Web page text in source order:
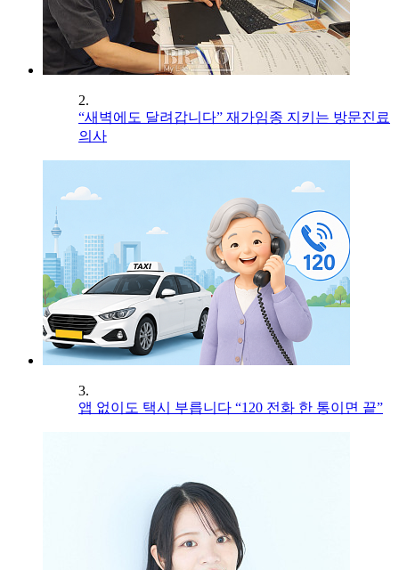
2.
“새벽에도 달려갑니다” 재가임종 지키는 방문진료
의사
3.
앱 없이도 택시 부릅니다 “120 전화 한 통이면 끝”